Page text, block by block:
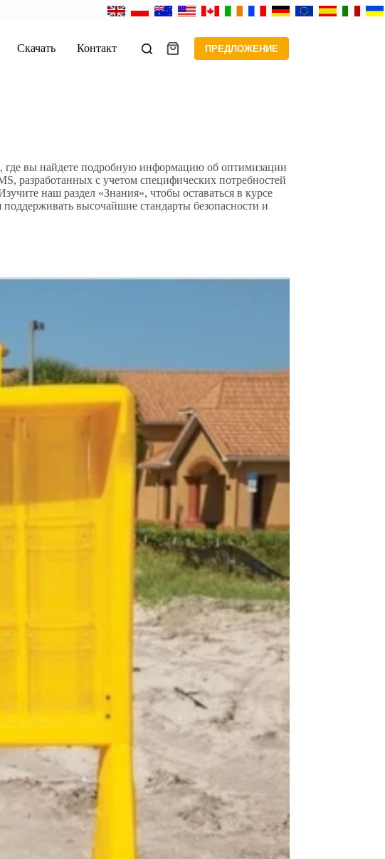
Скачать Контакт КорзинаПРЕДЛОЖЕНИЕ
вы найдете подробную информацию об оптимизации
разработанных с учетом специфических потребностей
наш раздел «Знания», чтобы оставаться в курсе
высочайшие стандарты безопасности и